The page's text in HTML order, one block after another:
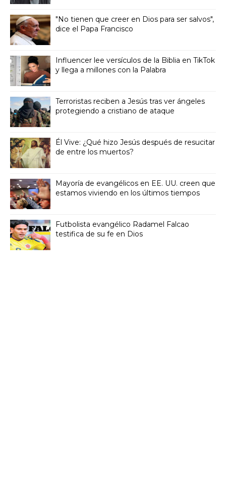
"No tienen que creer en Dios para ser salvos",
dice el Papa Francisco
Influencer lee versículos de la Biblia en TikTok
y llega a millones con la Palabra
Terroristas reciben a Jesús tras ver ángeles
protegiendo a cristiano de ataque
Él Vive: ¿Qué hizo Jesús después de resucitar
de entre los muertos?
Mayoría de evangélicos en EE. UU. creen que
estamos viviendo en los últimos tiempos
Futbolista evangélico Radamel Falcao
testifica de su fe en Dios